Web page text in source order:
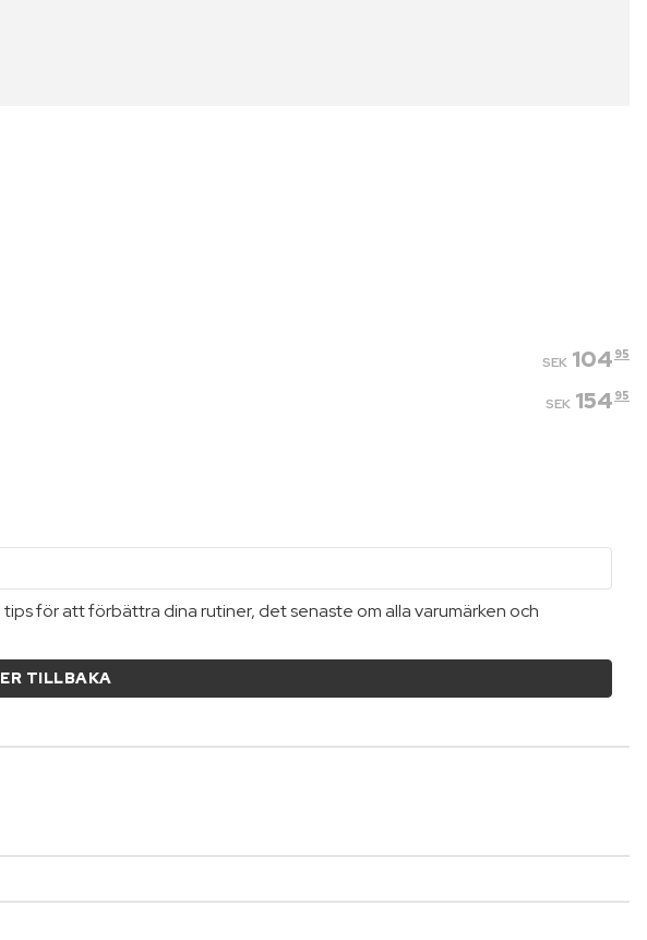
SEK 104 95
SEK 154 95
för att förbättra dina rutiner, det senaste om alla varumärken och
TILLBAKA